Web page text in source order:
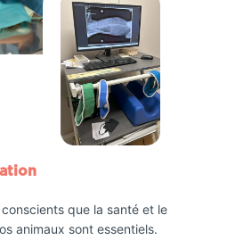
que la santé et le
animaux sont essentiels.